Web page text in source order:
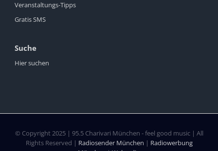
Veranstaltungs-Tipps
Gratis SMS
Suche
Hier suchen
© Copyright 2025 | 95.5 Charivari München - feel good music | All
Rights Reserved | Radiosender München | Radiowerbung